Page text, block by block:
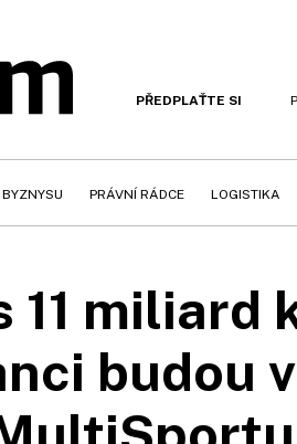
PŘEDPLAŤTE SI
BYZNYSU PRÁVNÍ RÁDCE LOGISTIKA
miliard
budou